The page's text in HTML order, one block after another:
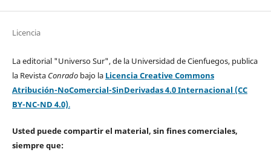
Licencia
La editorial "Universo Sur", de la Universidad de Cienfuegos, publica
la Revista Conradobajo la Licencia Creative Commons
Atribución-NoComercial-SinDerivadas 4.0 Internacional (CC
BY-NC-ND 4.0).
Usted puede compartir el material, sin fines comerciales,
siempre que: